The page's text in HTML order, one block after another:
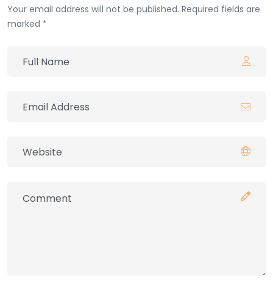
Your email address will not be published. Required fields are
marked *